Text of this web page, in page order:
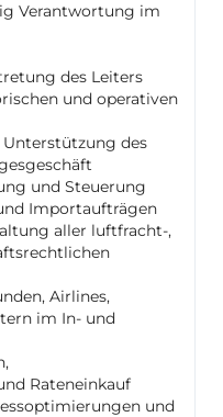
Verantwortung im
des Leiters
und operativen
des
und Steuerung
Importaufträgen
aller luftfracht-,
Airlines,
im In- und
Rateneinkauf
und